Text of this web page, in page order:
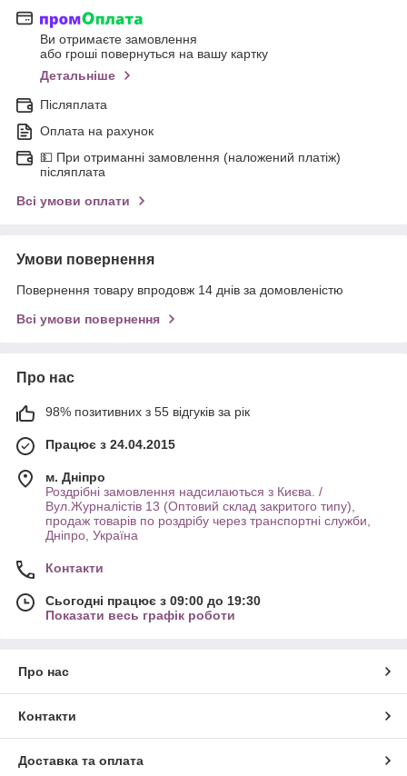
Ви отримаєте замовлення
або гроші повернуться на вашу картку
Детальніше
Післяплата
Оплата на рахунок
💵 При отриманні замовлення (наложений платіж)
післяплата
Всі умови оплати
Умови повернення
Повернення товару впродовж 14 днів за домовленістю
Всі умови повернення
Про нас
98% позитивних з 55 відгуків за рік
Працює з 24.04.2015
м. Дніпро
Роздрібні замовлення надсилаються з Києва. /
Вул.Журналістів 13 (Оптовий склад закритого типу),
продаж товарів по роздрібу через транспортні служби,
Дніпро, Україна
Контакти
Сьогодні працює з 09:00 до 19:30
Показати весь графік роботи
Про нас
Контакти
Доставка та оплата